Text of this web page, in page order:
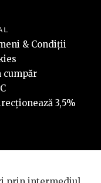
& Condiții
cumpăr
3,5%